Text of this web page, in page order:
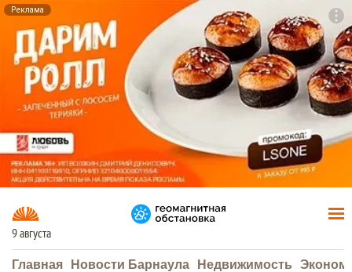
Реклама
9 августа
Главная Новости Барнаула Недвижимость